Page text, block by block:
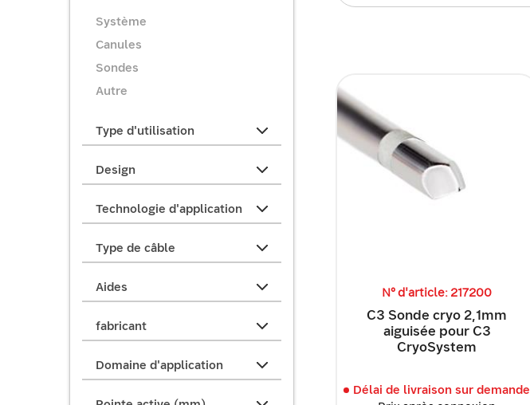
Système
Canules
Sondes
Autre
Type d'utilisation
Design
Technologie d'application
Type de câble
Aides
fabricant
Domaine d'application
N° d'article: 217200
C3 Sonde cryo 2,1mm
aiguisée pour C3
CryoSystem
Délai de livraison sur demande